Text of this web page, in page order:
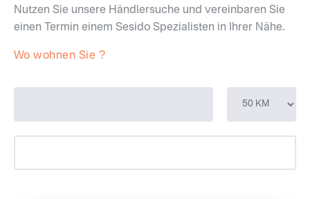
Nutzen Sie unsere Händlersuche und vereinbaren Sie
einen Termin einem Sesido Spezialisten in Ihrer Nähe.
Wo wohnen Sie ?